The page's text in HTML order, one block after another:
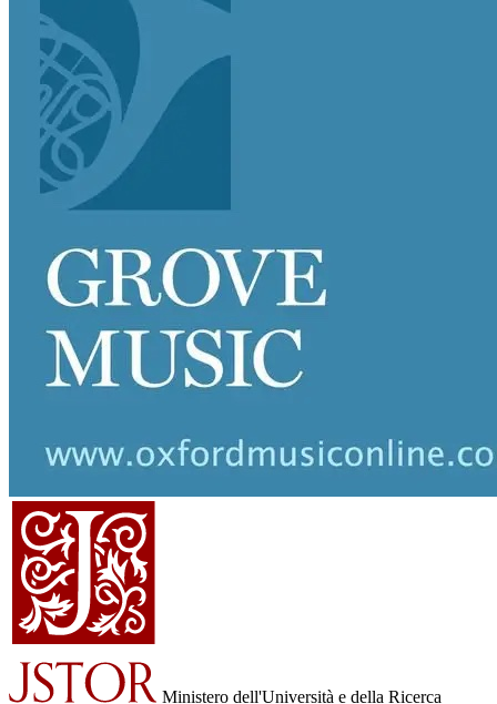
Ministero dell'Università e della Ricerca